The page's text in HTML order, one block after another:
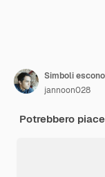
Simboli
jannoon028
Potrebbero